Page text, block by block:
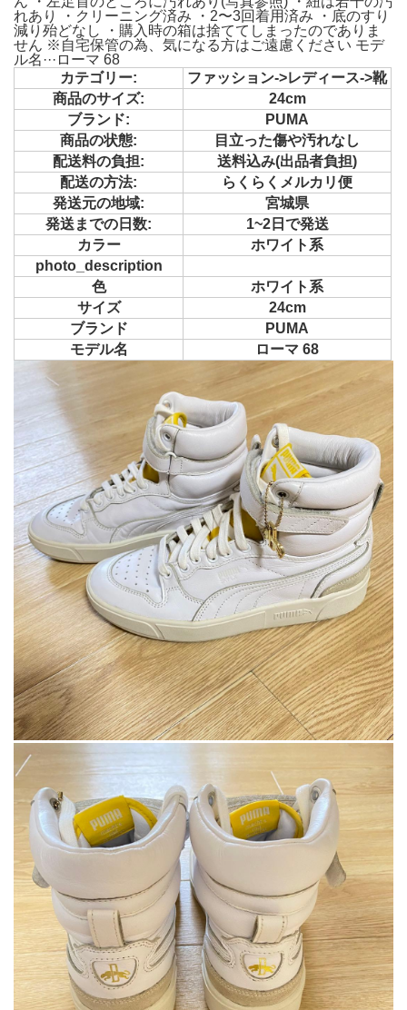
れあり ・クリーニング済み ・2〜3回着用済み ・底のすり
減り殆どなし ・購入時の箱は捨ててしまったのでありま
せん ※自宅保管の為、気になる方はご遠慮ください モデ
ル名···ローマ 68
カテゴリー:
ファッション->レディース->靴
商品のサイズ:
24cm
ブランド:
PUMA
商品の状態:
目立った傷や汚れなし
配送料の負担:
送料込み(出品者負担)
配送の方法:
らくらくメルカリ便
発送元の地域:
宮城県
発送までの日数:
1~2日で発送
カラー
ホワイト系
photo_description
色
ホワイト系
サイズ
24cm
ブランド
PUMA
モデル名
ローマ 68